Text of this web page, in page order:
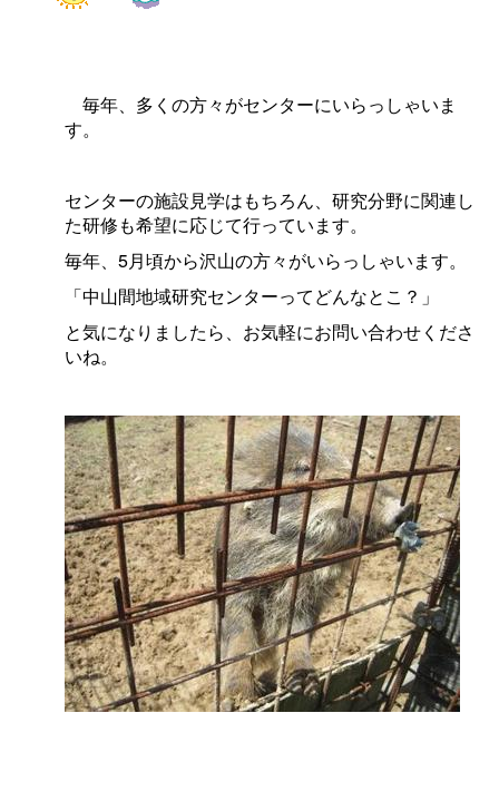
毎年、多くの方々がセンターにいらっしゃいま
す。
センターの施設見学はもちろん、研究分野に関連し
た研修も希望に応じて行っています。
毎年、5月頃から沢山の方々がいらっしゃいます。
「中山間地域研究センターってどんなとこ？」
と気になりましたら、お気軽にお問い合わせくださ
いね。